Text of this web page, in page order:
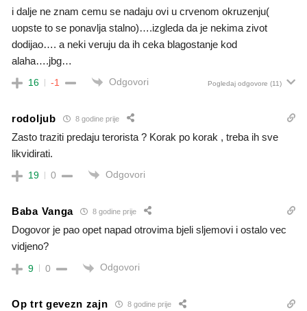
i dalje ne znam cemu se nadaju ovi u crvenom okruzenju(
uopste to se ponavlja stalno)….izgleda da je nekima zivot
dodijao…. a neki veruju da ih ceka blagostanje kod
alaha….jbg…
16 -1 Odgovori Pogledaj odgovore (11)
rodoljub 8 godine prije
Zasto traziti predaju terorista ? Korak po korak , treba ih sve
likvidirati.
19 0 Odgovori
Baba Vanga 8 godine prije
Dogovor je pao opet napad otrovima bjeli sljemovi i ostalo vec
vidjeno?
9 0 Odgovori
Op trt gevezn zajn 8 godine prije